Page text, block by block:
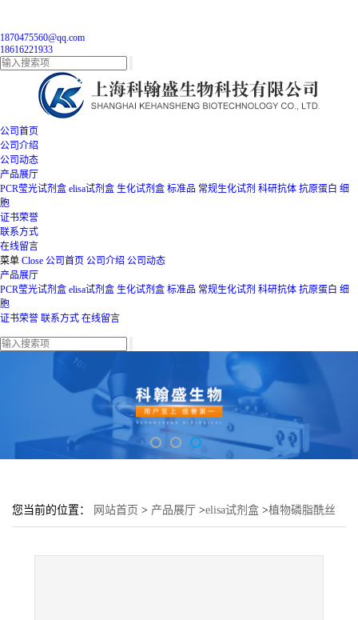
1870475560@qq.com
18616221933
公司首页
公司介绍
公司动态
产品展厅
PCR莹光试剂盒 elisa试剂盒 生化试剂盒 标准品 常规生化试剂 科研抗体 抗原蛋白 细
胞
证书荣誉
联系方式
在线留言
菜单 Close 公司首页 公司介绍 公司动态
产品展厅
PCR莹光试剂盒 elisa试剂盒 生化试剂盒 标准品 常规生化试剂 科研抗体 抗原蛋白 细
胞
证书荣誉 联系方式 在线留言
您当前的位置： 网站首页 > 产品展厅 >elisa试剂盒 >植物磷脂酰丝